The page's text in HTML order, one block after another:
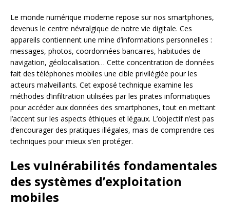
Le monde numérique moderne repose sur nos smartphones,
devenus le centre névralgique de notre vie digitale. Ces
appareils contiennent une mine d’informations personnelles :
messages, photos, coordonnées bancaires, habitudes de
navigation, géolocalisation… Cette concentration de données
fait des téléphones mobiles une cible privilégiée pour les
acteurs malveillants. Cet exposé technique examine les
méthodes d’infiltration utilisées par les pirates informatiques
pour accéder aux données des smartphones, tout en mettant
l’accent sur les aspects éthiques et légaux. L’objectif n’est pas
d’encourager des pratiques illégales, mais de comprendre ces
techniques pour mieux s’en protéger.
Les vulnérabilités fondamentales
des systèmes d’exploitation
mobiles